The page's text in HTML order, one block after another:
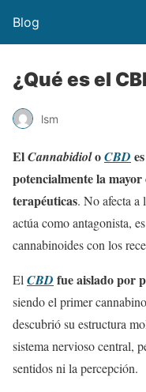
Blog
¿Qué es el
lsm
ElCannabidioloCBD
potencialmente la
terapéuticas. No afecta a
actúa como antagonista,
cannabinoides con los
El CBD fue aislado por
siendo el primer
descubrió su estructura
sistema nervioso central,
sentidos ni la percepción.